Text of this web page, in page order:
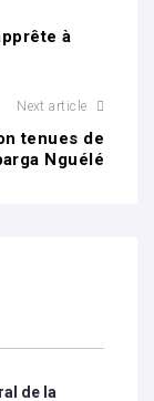
à
Next article
tenues de
Nguélé
de la